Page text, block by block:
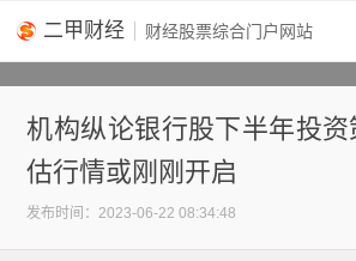
二甲财经
机构纵论银行股下半年投
估行情或刚刚开启
2023-06-22 08:34:48